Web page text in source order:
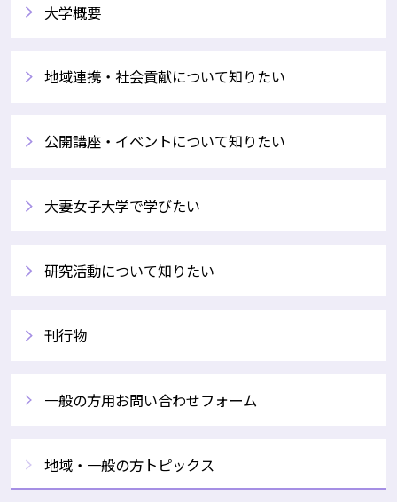
大学概要
地域連携・社会貢献について知りたい
公開講座・イベントについて知りたい
大妻女子大学で学びたい
研究活動について知りたい
刊行物
一般の方用お問い合わせフォーム
地域・一般の方トピックス